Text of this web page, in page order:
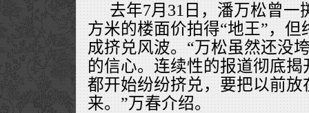
去年7月31日，潘万松曾一
方米的楼面价拍得“地王”，
成挤兑风波。“万松虽然还没
的信心。连续性的报道彻底
都开始纷纷挤兑，要把以前
来。”万春介绍。